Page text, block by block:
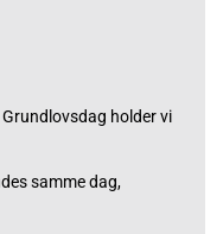
holder vi
samme dag,